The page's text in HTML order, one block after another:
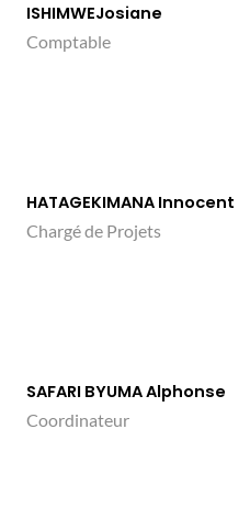
ISHIMWEJosiane
Comptable
HATAGEKIMANA Innocent
Chargé de Projets
SAFARI BYUMA Alphonse
Coordinateur